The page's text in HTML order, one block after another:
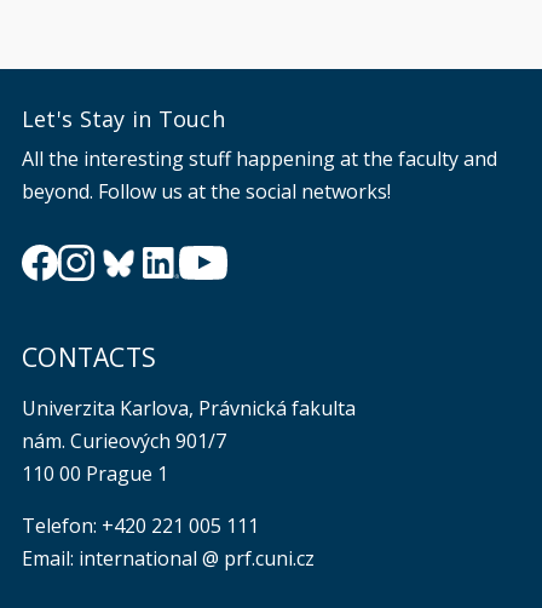
Let's Stay in Touch
All the interesting stuff happening at the faculty and
beyond. Follow us at the social networks!
CONTACTS
Univerzita Karlova, Právnická fakulta
nám. Curieových 901/7
110 00 Prague 1
Telefon: +420 221 005 111
Email: international @ prf.cuni.cz